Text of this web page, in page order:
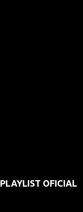
PLAYLIST OFICIAL